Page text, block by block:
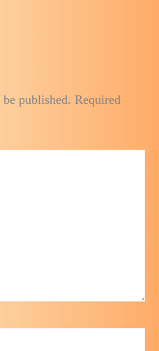
published. Required